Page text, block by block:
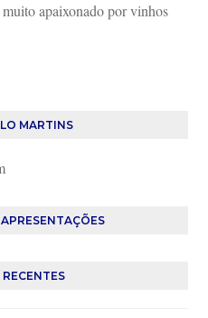
apaixonado por vinhos
MARTINS